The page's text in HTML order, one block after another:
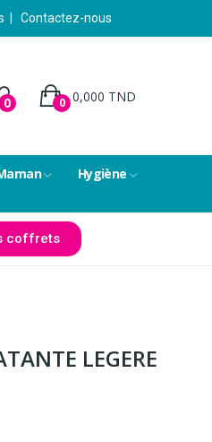
Contactez-nous
0 0,000 TND
0
Hygiène
coffrets
LEGERE